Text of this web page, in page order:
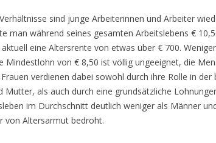
sind junge Arbeiterinnen und Arbeiter
man während seines gesamten Arbeitslebens €
eine Altersrente von etwas über € 700.
Mindestlohn von € 8,50 ist völlig ungeeignet, die
verdienen dabei sowohl durch ihre Rolle in der
Mutter, als auch durch eine grundsätzliche
im Durchschnitt deutlich weniger als Männer
von Altersarmut bedroht.